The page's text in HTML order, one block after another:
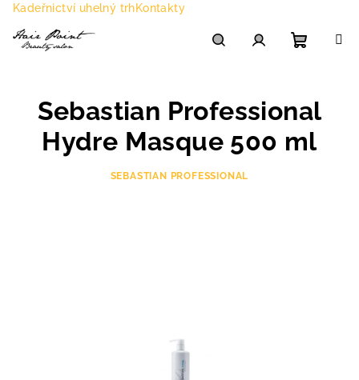
Přejít
obsah
Kadeřnictví uhelný trhKontakty
košík
Sebastian Professional
Hydre Masque 500 ml
SEBASTIAN PROFESSIONAL